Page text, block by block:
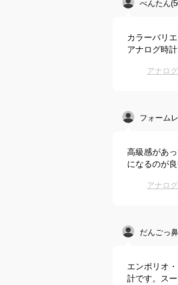
べんたん
カラーバリ
アナログ時
アナロ
フォーム
高級感があ
になるのが良
アナロ
だんごっ鼻
エンポリオ
計です。ス